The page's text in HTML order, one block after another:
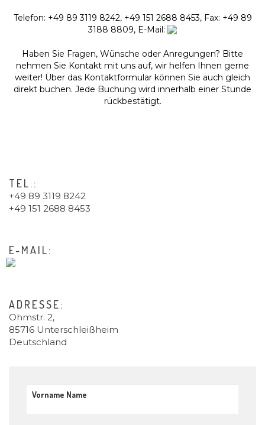
Telefon: +49 89 3119 8242, +49 151 2688 8453, Fax: +49 89
3188 8809, E-Mail:
Haben Sie Fragen, Wünsche oder Anregungen? Bitte
nehmen Sie Kontakt mit uns auf, wir helfen Ihnen gerne
weiter! Über das Kontaktformular können Sie auch gleich
direkt buchen. Jede Buchung wird innerhalb einer Stunde
rückbestätigt.
TEL.:
+49 89 3119 8242
+49 151 2688 8453
E-MAIL:
ADRESSE:
Ohmstr. 2,
85716 Unterschleißheim
Deutschland
Vorname Name